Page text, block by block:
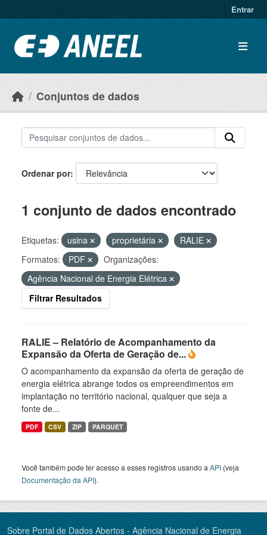
Entrar
Conjuntos de dados
Ordenar por
1 conjunto de dados encontrado
Etiquetas: usina proprietária
RALIE
Formatos:
PDF
Organizações:
Agência Nacional de Energia Elétrica
Filtrar Resultados
RALIE – Relatório de Acompanhamento da
Expansão da Oferta de Geração de...
O acompanhamento da expansão da oferta de geração de
energia elétrica abrange todos os empreendimentos em
implantação no território nacional, qualquer que seja a
fonte de...
PDF CSV ZIP PARQUET
Você também pode ter acesso a esses registros usando a API (veja
Documentação da API).
Sobre Portal de Dados Abertos - Agência Nacional de Energia